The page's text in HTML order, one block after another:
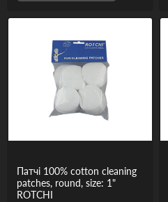
Патчі 100% cotton cleaning
patches, round, size: 1"
ROTCHI